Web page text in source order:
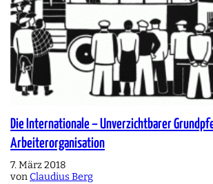
Die Internationale – Unverzichtbarer
Arbeiterorganisation
7. März 2018
von Claudius Berg